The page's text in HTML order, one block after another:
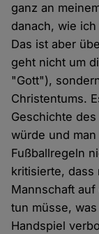
ganz an
danach, wie
Das ist aber
geht nicht um
"Gott"),
Christentums.
Geschichte
würde und
Fußballregeln
kritisierte, dass
Mannschaft
tun müsse,
Handspiel